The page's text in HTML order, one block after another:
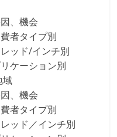
、機会
者タイプ別
ッド/インチ別
ケーション別
域
、機会
者タイプ別
ッド／インチ別